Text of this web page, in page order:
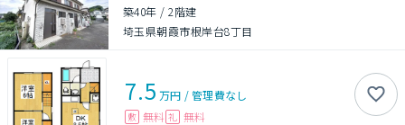
築40年 /2階建
埼玉県朝霞市根岸台8丁目
7.5 万円 /管理費なし
敷 無料 礼 無料